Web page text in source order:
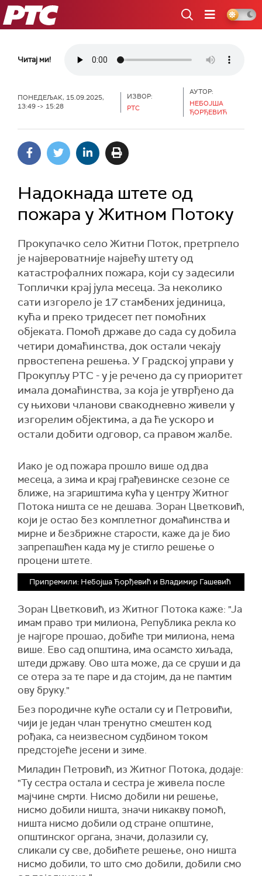
РТС
Читај ми!
ПОНЕДЕЉАК, 15.09.2025,
13:49 -> 15:28
ИЗВОР:
РТС
АУТОР:
НЕБОЈША
ЂОРЂЕВИЋ
Надокнада штете од
пожара у Житном Потоку
Прокупачко село Житни Поток, претрпело
је највероватније највећу штету од
катастрофалних пожара, који су задесили
Топлички крај јула месеца. За неколико
сати изгорело је 17 стамбених јединица,
кућа и преко тридесет пет помоћних
објеката. Помоћ државе до сада су добила
четири домаћинства, док остали чекају
првостепена решења. У Градској управи у
Прокупљу РТС - у је речено да су приоритет
имала домаћинства, за која је утврђено да
су њихови чланови свакодневно живели у
изгорелим објектима, а да ће ускоро и
остали добити одговор, са правом жалбе.
Иако је од пожара прошло више од два
месеца, а зима и крај грађевинске сезоне се
ближе, на згариштима кућа у центру Житног
Потока ништа се не дешава. Зоран Цветковић,
који је остао без комплетног домаћинства и
мирне и безбрижне старости, каже да је био
запрепашћен када му је стигло решење о
процени штете.
Припремили: Небојша Ђорђевић и Владимир Гашевић
Зоран Цветковић, из Житног Потока каже: "Ја
имам право три милиона, Република рекла ко
је најгоре прошао, добиће три милиона, нема
више. Ево сад општина, има осамсто хиљада,
штеди државу. Ово шта може, да се сруши и да
се отера за те паре и да стојим, да не памтим
ову бруку."
Без породичне куће остали су и Петровићи,
чији је један члан тренутно смештен код
рођака, са неизвесном судбином током
предстојеће јесени и зиме.
Миладин Петровић, из Житног Потока, додаје:
"Ту сестра остала и сестра је живела после
мајчине смрти. Нисмо добили ни решење,
нисмо добили ништа, значи никакву помоћ,
ништа нисмо добили од стране општине,
општинског органа, значи, долазили су,
сликали су све, добићете решење, оно ништа
нисмо добили, то што смо добили, добили смо